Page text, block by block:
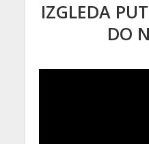
IZGLEDA
DO